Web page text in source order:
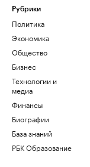
Рубрики
Политика
Экономика
Общество
Бизнес
Технологии и
медиа
Финансы
Биографии
База знаний
РБК Образование